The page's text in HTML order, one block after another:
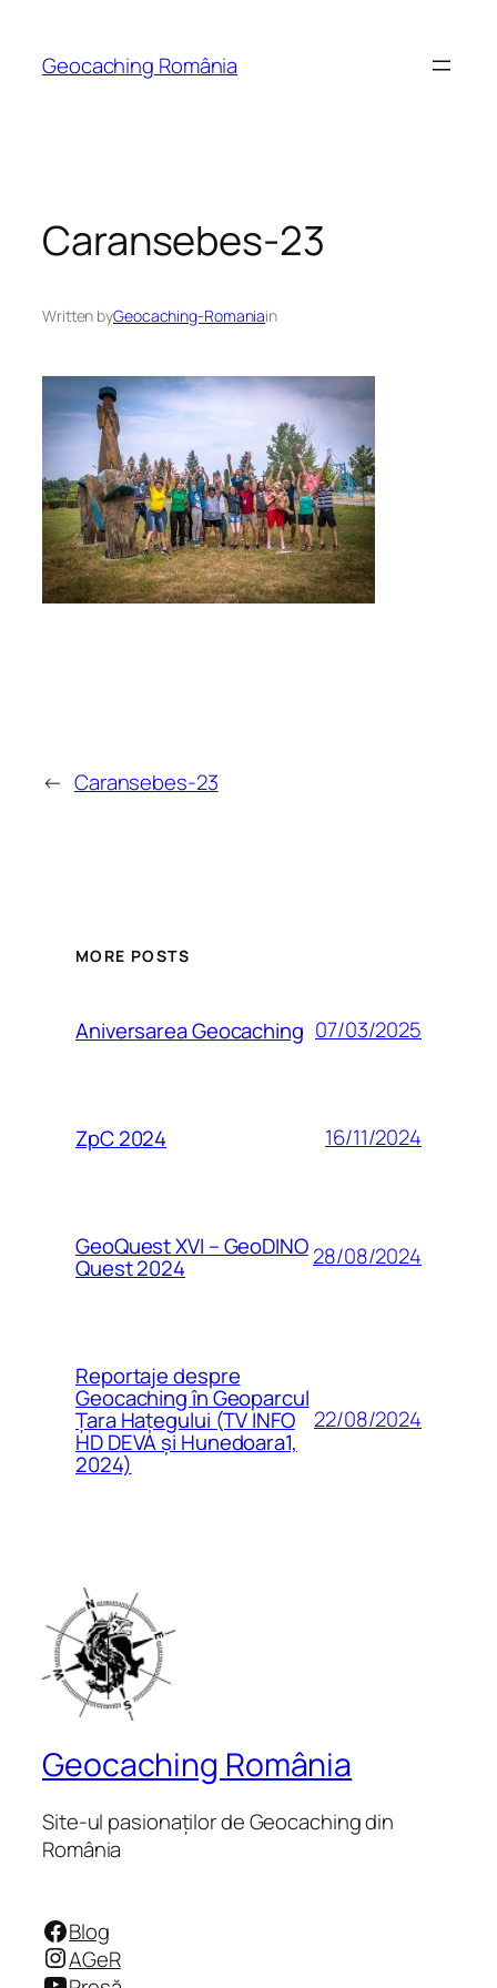
content
Geocaching România
Caransebes-23
Written byGeocaching-Romaniain
← Caransebes-23
MORE POSTS
Aniversarea Geocaching 07/03/2025
ZpC 2024 16/11/2024
GeoQuest XVI – GeoDINO
Quest 2024 28/08/2024
Reportaje despre
Geocaching în Geoparcul
Țara Hațegului (TV INFO
HD DEVA și Hunedoara1,
2024)
22/08/2024
Geocaching România
Site-ul pasionaților de Geocaching din
România
Facebook
Instagram
Blog
AGeR